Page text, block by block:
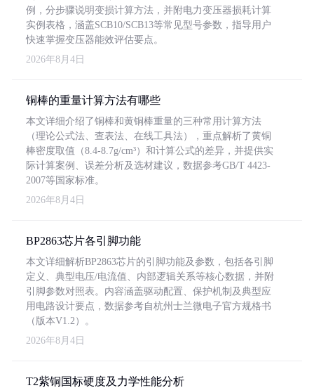
例，分步骤说明变损计算方法，并附电力变压器损耗计算
实例表格，涵盖SCB10/SCB13等常见型号参数，指导用户
快速掌握变压器能效评估要点。
2026年8月4日
铜棒的重量计算方法有哪些
本文详细介绍了铜棒和黄铜棒重量的三种常用计算方法
（理论公式法、查表法、在线工具法），重点解析了黄铜
棒密度取值（8.4-8.7g/cm³）和计算公式的差异，并提供实
际计算案例、误差分析及选材建议，数据参考GB/T 4423-
2007等国家标准。
2026年8月4日
BP2863芯片各引脚功能
本文详细解析BP2863芯片的引脚功能及参数，包括各引脚
定义、典型电压/电流值、内部逻辑关系等核心数据，并附
引脚参数对照表。内容涵盖驱动配置、保护机制及典型应
用电路设计要点，数据参考自杭州士兰微电子官方规格书
（版本V1.2）。
2026年8月4日
T2紫铜国标硬度及力学性能分析